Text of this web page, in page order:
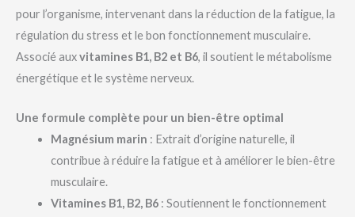
pour l’organisme, intervenant dans la réduction de la fatigue, la
régulation du stress et le bon fonctionnement musculaire.
Associé auxvitamines B1, B2 et B6, il soutient le métabolisme
énergétique et le système nerveux.
Une formule complète pour un bien-être optimal
Magnésium marin : Extrait d’origine naturelle, il
contribue à réduire la fatigue et à améliorer le bien-être
musculaire.
Vitamines B1, B2, B6: Soutiennent le fonctionnement